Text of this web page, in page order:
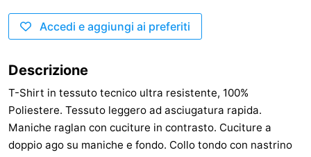
Accedi e aggiungi ai preferiti
Descrizione
T-Shirt in tessuto tecnico ultra resistente, 100%
Poliestere. Tessuto leggero ad asciugatura rapida.
Maniche raglan con cuciture in contrasto. Cuciture a
doppio ago su maniche e fondo. Collo tondo con nastrino